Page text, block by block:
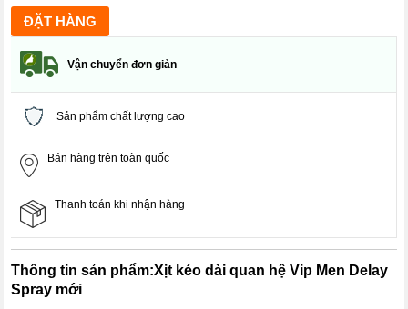
Vận chuyển đơn giản
Sản phẩm chất lượng cao
Bán hàng trên toàn quốc
Thanh toán khi nhận hàng
Thông tin sản phẩm:Xịt kéo dài quan hệ Vip Men Delay
Spray mới